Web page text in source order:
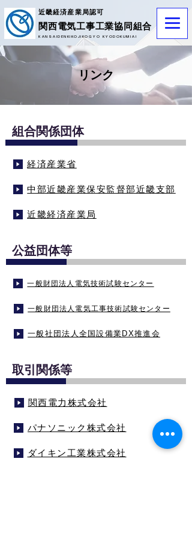
KANSAIDENKIKOJIKOGYO KYODOKUMIAI
近畿経済産業局認可
​関西電気工事工業協同組合
リンク
組合関係団体
経済産業省
中部近畿産業保安監督部近畿支部
近畿経済産業局
​公益団体等
一般財団法人電気技術試験センター
一般財団法人電気工事技術試験センター
一般社団法人全国設備業DX推進会
​取引関係等
関西電力株式会社
パナソニック株式会社
ダイキン工業株式会社